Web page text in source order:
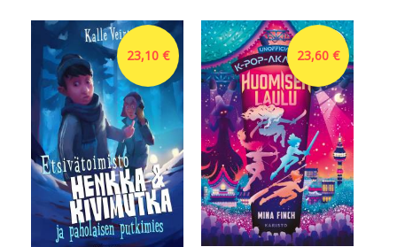
23,10 € 23,60 €